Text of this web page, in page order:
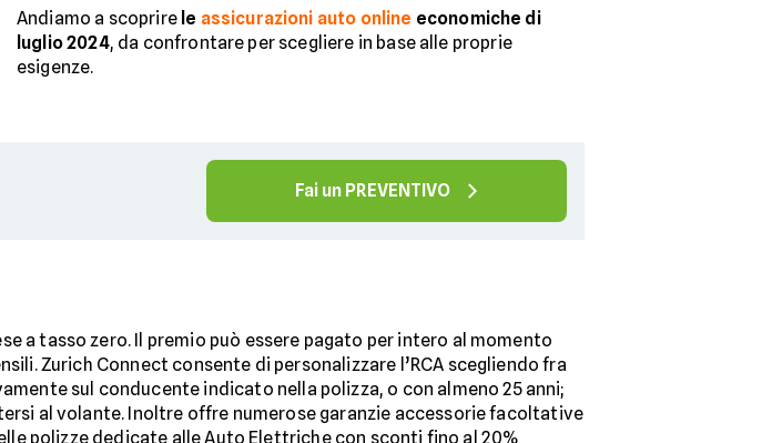
Andiamo a scoprire le assicurazioni auto online economiche di
luglio 2024, da confrontare per scegliere in base alle proprie
esigenze.
Fai un PREVENTIVO
a tasso zero. Il premio può essere pagato per intero al momento
Zurich Connect consente di personalizzare l’RCA scegliendo fra
sul conducente indicato nella polizza, o con almeno 25 anni;
al volante. Inoltre offre numerose garanzie accessorie facoltative
polizze dedicate alle Auto Elettriche con sconti fino al 20%